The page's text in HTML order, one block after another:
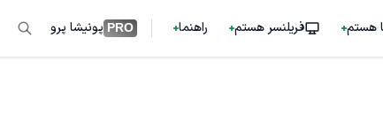
هستم فریلنسر هستم راهنما PRO پونیشا پرو